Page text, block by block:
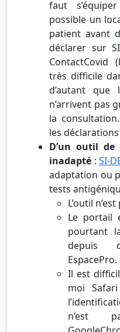
faut
possible un
patient avant
déclarer sur
ContactCovid
très difficile
d’autant
n’arrivent pas
la
les
D’un outil
inadapté : SI-
adaptation ou
tests
L’outil
Le portail
pourtant
depuis
EspacePro.
Il est
moi
n’est